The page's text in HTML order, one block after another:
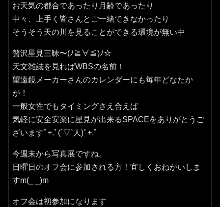
お天気の都合であったり月齢であったり
中々、上手く皆さんとご一緒できなかったり
そうそう天の川を見ることができる環境が無い中
贅沢星見三昧〜(ﾉ≧∀≦)ﾉ☆
天文雑誌を見ればWBSの名前！
望遠鏡メーカーさんのカレンダーにも毎年どなたか
が！
一般女性でもタイミングさえ合えば
気軽に安全安楽に星見が出来るSPACEをありがとうご
ざいますﾟ+.ﾟ(´▽`人)ﾟ+.ﾟ
今週末から写真展ですね。
日曜日のオフ会に参加される方！宜しくおねがいしま
すm(_ _)m
オフ会は初参加になります